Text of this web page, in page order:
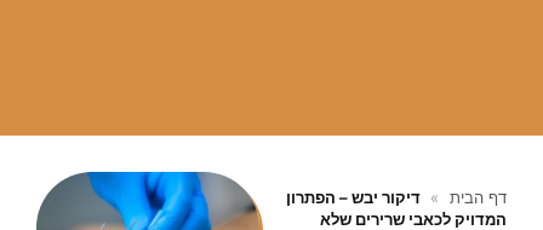
דף הבית » דיקור יבש – הפתרון
המדויק לכאבי שרירים שלא